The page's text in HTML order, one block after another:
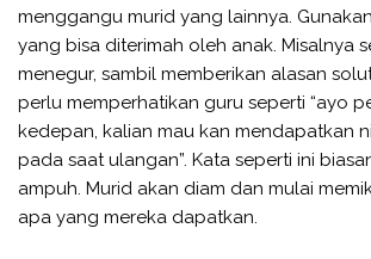
menggangu murid yang lainnya.
yang bisa diterimah oleh anak. Misalnya
menegur, sambil memberikan alasan
perlu memperhatikan guru seperti “ayo
kedepan, kalian mau kan mendapatkan
pada saat ulangan”. Kata seperti ini
ampuh. Murid akan diam dan mulai
apa yang mereka dapatkan.